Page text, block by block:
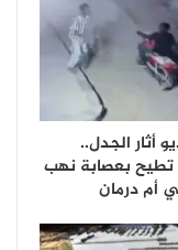
أثار الجدل..
بعصابة نهب
أم درمان